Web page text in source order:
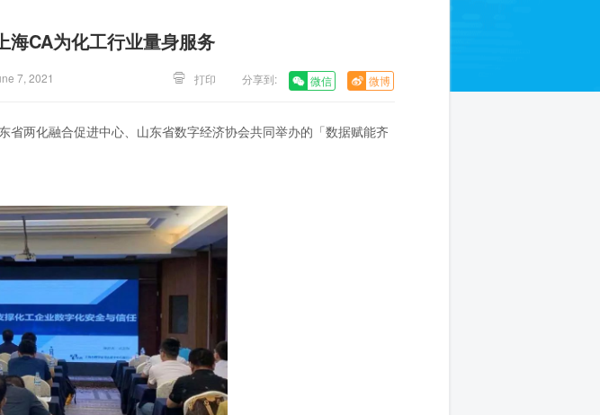
海CA为化工行业量身服务
7, 2021 分享到: 微信 微博
两化融合促进中心、山东省数字经济协会共同举办的「数据赋能齐